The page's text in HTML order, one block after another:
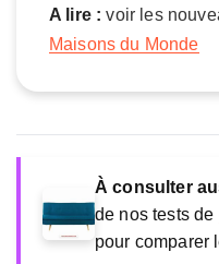
o
M
A lire : voir les
Maisons du Monde
À consulter
de nos tests de
pour comparer